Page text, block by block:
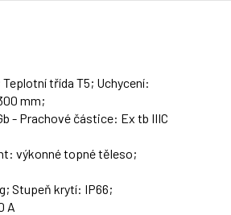
třída T5; Uchycení:
mm;
- Prachové částice: Ex tb IIIC
výkonné topné těleso;
Stupeň krytí: IP66;
A